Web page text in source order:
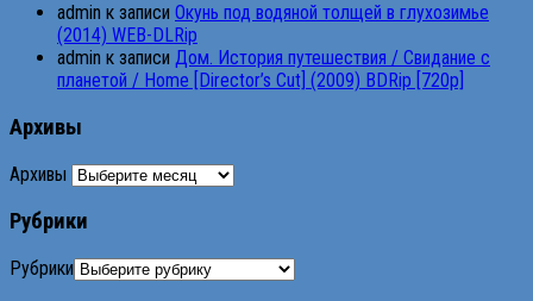
admin к записи Окунь под водяной толщей в глухозимье
(2014) WEB-DLRip
admin к записи Дом. История путешествия / Свидание с
планетой / Home [Director’s Cut] (2009) BDRip [720p]
Архивы
Архивы
Рубрики
Рубрики